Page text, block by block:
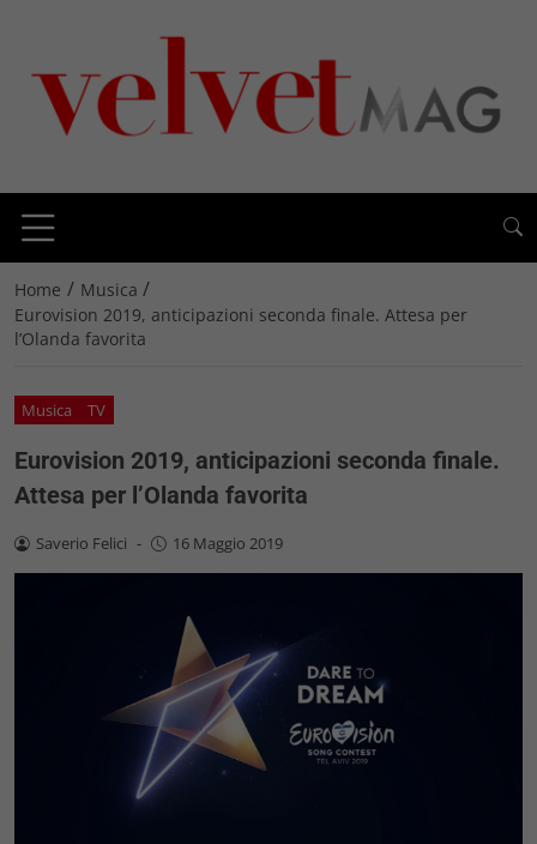
Home / Musica /
Eurovision 2019, anticipazioni seconda finale. Attesa per
l’Olanda favorita
Musica TV
Eurovision 2019, anticipazioni seconda finale.
Attesa per l’Olanda favorita
Saverio Felici - 16 Maggio 2019